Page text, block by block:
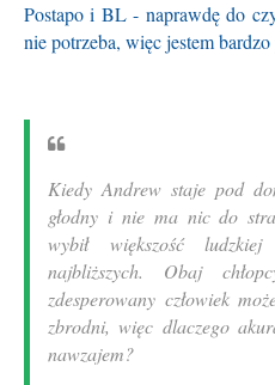
Postapo i BL - naprawdę do
nie potrzeba, więc jestem
Kiedy Andrew staje pod
głodny i nie ma nic do
wybił większość
najbliższych. Obaj
zdesperowany człowiek
zbrodni, więc dlaczego
nawzajem?